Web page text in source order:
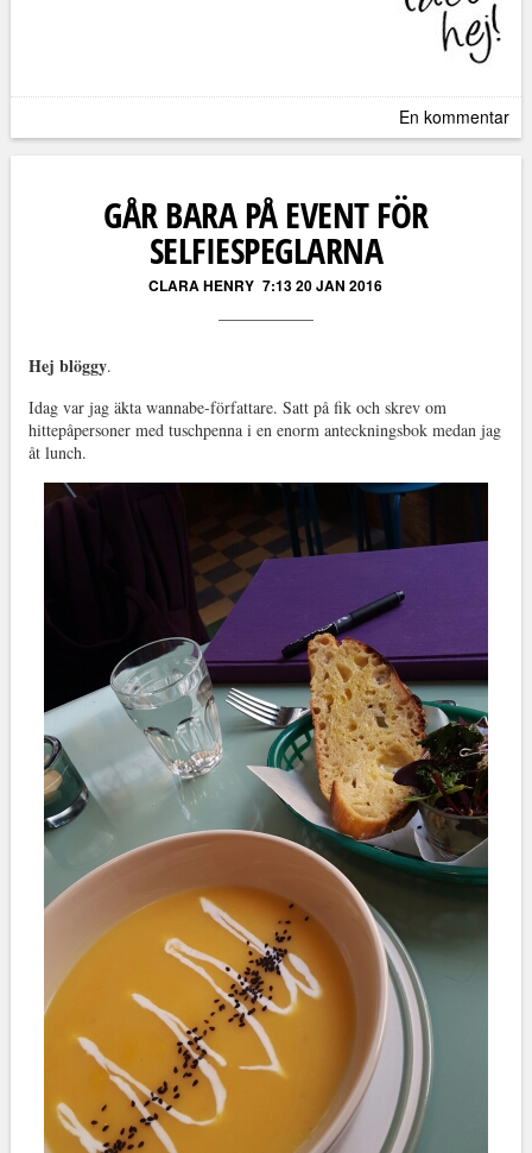
En kommentar
GÅR BARA PÅ EVENT FÖR
SELFIESPEGLARNA
CLARA HENRY 7:13 20 JAN 2016
Hej blöggy.
Idag var jag äkta wannabe-författare. Satt på fik och skrev om
hittepåpersoner med tuschpenna i en enorm anteckningsbok medan jag
åt lunch.